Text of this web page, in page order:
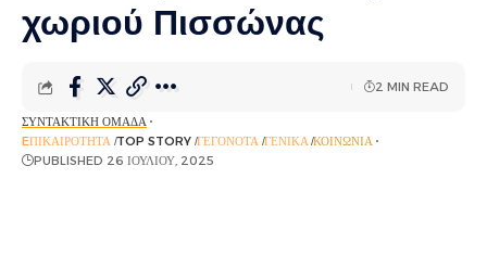
χωριού Πισσώνας
ΣΥΝΤΑΚΤΙΚΉ ΟΜΆΔΑ
EΠΙΚΑΙΡΌΤΗΤΑ TOP STORY ΓΕΓΟΝΌΤΑ ΓΕΝΙΚΆ ΚΟΙΝΩΝΊΑ
PUBLISHED 26 ΙΟΥΛΊΟΥ, 2025
2 MIN READ